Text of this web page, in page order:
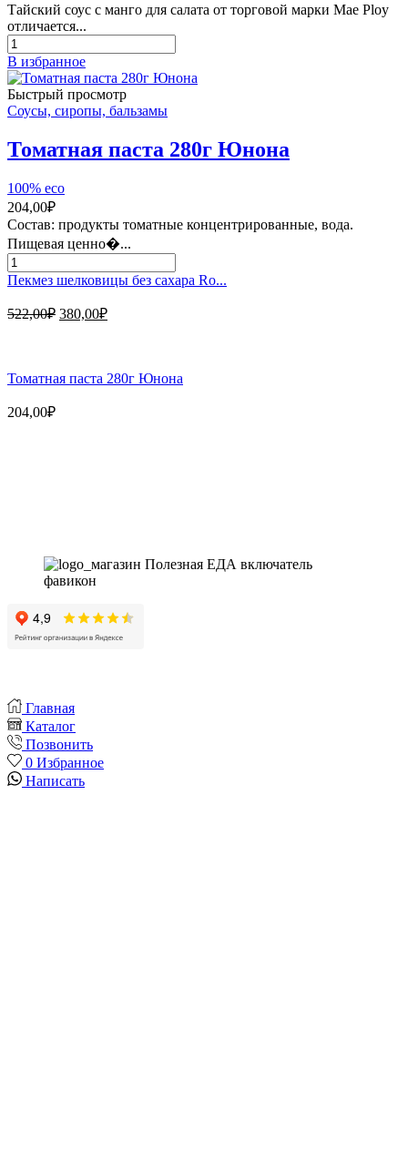
Тайский соус с манго для салата от торговой марки Mae Ploy
отличается...
Количество
товара
Тайский
манго
соус
MAE
PLOY,
285
В избранное
Быстрый просмотр
Соусы, сиропы, бальзамы
Томатная паста 280г Юнона
100% eco
204,00₽
Состав: продукты томатные концентрированные, вода.
Пищевая ценно�...
Количество
товара
паста
280г
Пекмез шелковицы без сахара Ro...
522,00₽ Первоначальная
380,00₽Текущая
Томатная паста 280г Юнона
204,00₽
Главная
Каталог
Позвонить
0 Избранное
Написать